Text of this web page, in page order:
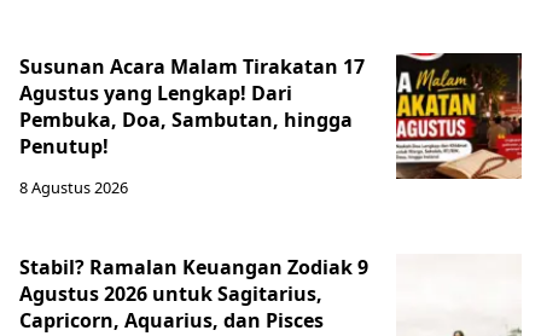
Susunan Acara Malam Tirakatan 17
Agustus yang Lengkap! Dari
Pembuka, Doa, Sambutan, hingga
Penutup!
8 Agustus 2026
Stabil? Ramalan Keuangan Zodiak 9
Agustus 2026 untuk Sagitarius,
Capricorn, Aquarius, dan Pisces